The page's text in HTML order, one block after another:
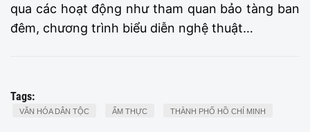
qua các hoạt động như tham quan bảo tàng ban
đêm, chương trình biểu diễn nghệ thuật…
Tags:
VĂN HÓA DÂN TỘC ẨM THỰC THÀNH PHỐ HỒ CHÍ MINH